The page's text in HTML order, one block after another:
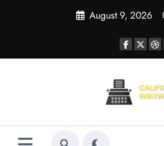
August 9, 2026